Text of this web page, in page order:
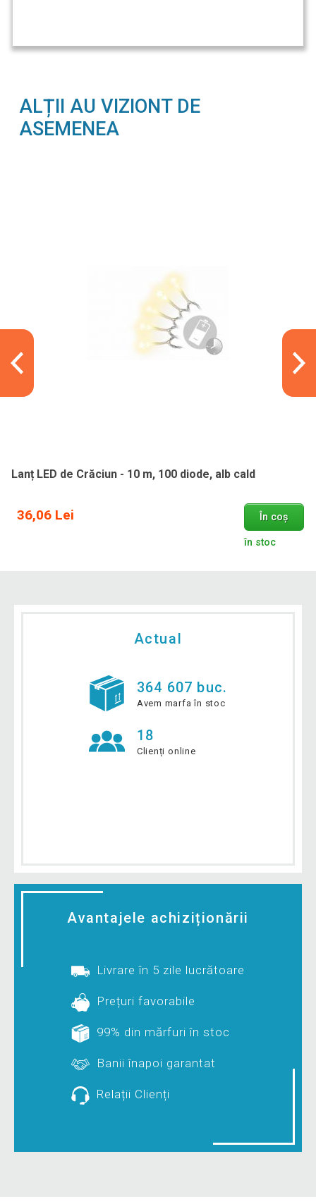
ALȚII AU VIZIONT DE
ASEMENEA
Lanț LED de Crăciun - 10 m, 100 diode, alb cald
36,06 Lei În coș
în stoc
Actual
364 607 buc.
Avem marfa în stoc
18
Clienți online
Avantajele achiziționării
Livrare în 5 zile lucrătoare
Prețuri favorabile
99% din mărfuri în stoc
Banii înapoi garantat
Relații Clienți